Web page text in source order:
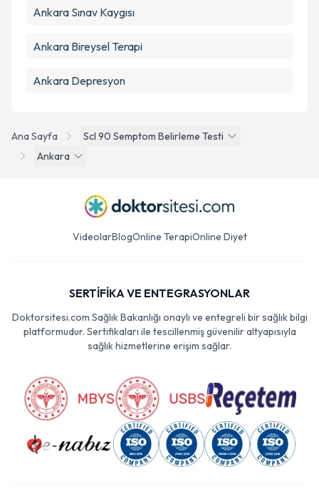
Ana Sayfa
Scl 90 Semptom Belirleme Testi
Ankara
Ankara Sınav Kaygısı
Ankara Bireysel Terapi
Ankara Depresyon
VideolarBlogOnline TerapiOnline Diyet
SERTİFİKA VE ENTEGRASYONLAR
Doktorsitesi.com Sağlık Bakanlığı onaylı ve entegreli bir sağlık bilgi
platformudur. Sertifikaları ile tescillenmiş güvenilir altyapısıyla
sağlık hizmetlerine erişim sağlar.